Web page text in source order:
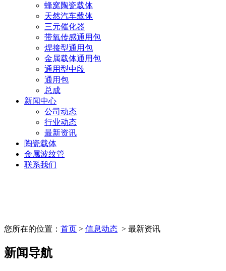
蜂窝陶瓷载体
天然汽车载体
三元催化器
带氧传感通用包
焊接型通用包
金属载体通用包
通用型中段
通用包
总成
新闻中心
公司动态
行业动态
最新资讯
陶瓷载体
金属波纹管
联系我们
您所在的位置： 首页 > 信息动态 > 最新资讯
新闻导航